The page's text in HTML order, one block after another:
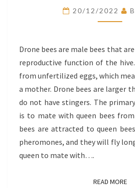
OF
THE
BEE
20/12/2022
Drone bees are male bees that
reproductive function of the
from unfertilized eggs, which
a mother. Drone bees are larger
do not have stingers. The
is to mate with queen bees
bees are attracted to queen
pheromones, and they will fly
queen to mate with….
READ MORE